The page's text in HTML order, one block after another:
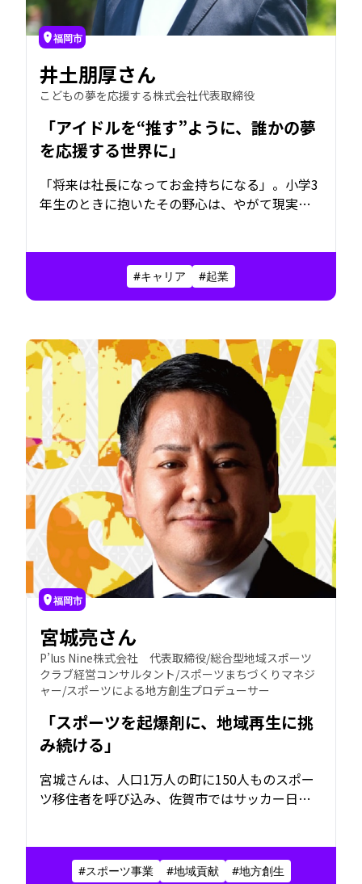
福岡市
井土朋厚さん
こどもの夢を応援する株式会社代表取締役
「アイドルを“推す”ように、誰かの夢
を応援する世界に」
「将来は社長になってお金持ちになる」。小学3
年生のときに抱いたその野心は、やがて現実と
根づかせ、成功と挫折の両方を経験した先
で、“誰かの夢を応援する”という新たな使命に
たどり着いた。その選択が示す、新しい豊かさ
#キャリア #起業
福岡市
宮城亮さん
P’lus Nine株式会社 代表取締役/総合型地域スポーツ
クラブ経営コンサルタント/スポーツまちづくりマネジ
ャー/スポーツによる地方創生プロデューサー
「スポーツを起爆剤に、地域再生に挑
み続ける」
宮城さんは、人口1万人の町に150人ものスポー
ツ移住者を呼び込み、佐賀市ではサッカー日本
化、健康問題、コミュニティの分断といった地
域課題の解決に取り組んでいます。スポーツには
#スポーツ事業 #地域貢献 #地方創生